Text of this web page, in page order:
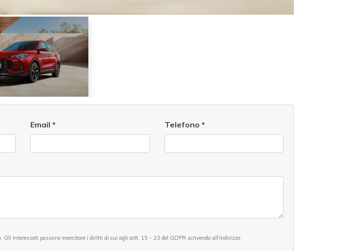
Email * Telefono *
Interessati possono esercitare i diritti di cui agli artt. 15 - 23 del GDPR scrivendo all'indirizzo